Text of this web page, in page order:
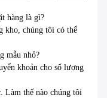
hàng là gì?
kho, chúng tôi có thể
mẫu nhỏ?
khoản cho số lượng
Làm thế nào chúng tôi